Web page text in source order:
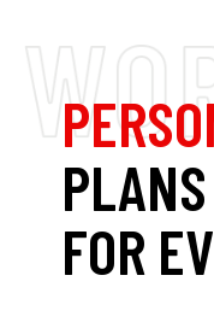
PLANS
FOR